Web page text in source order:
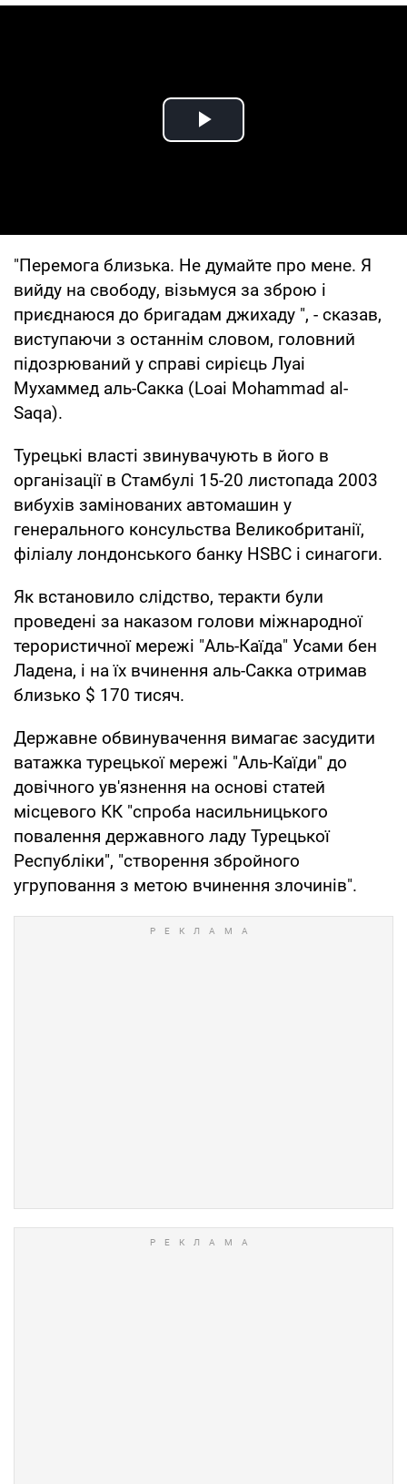
Play Video
"Перемога близька. Не думайте про мене. Я
вийду на свободу, візьмуся за зброю і
приєднаюся до бригадам джихаду ", - сказав,
виступаючи з останнім словом, головний
підозрюваний у справі сирієць Луаі
Мухаммед аль-Сакка (Loai Mohammad al-
Saqa).
Турецькі власті звинувачують в його в
організації в Стамбулі 15-20 листопада 2003
вибухів замінованих автомашин у
генерального консульства Великобританії,
філіалу лондонського банку HSBC і синагоги.
Як встановило слідство, теракти були
проведені за наказом голови міжнародної
терористичної мережі "Аль-Каїда" Усами бен
Ладена, і на їх вчинення аль-Сакка отримав
близько $ 170 тисяч.
Державне обвинувачення вимагає засудити
ватажка турецької мережі "Аль-Каїди" до
довічного ув'язнення на основі статей
місцевого КК "спроба насильницького
повалення державного ладу Турецької
Республіки", "створення збройного
угруповання з метою вчинення злочинів".